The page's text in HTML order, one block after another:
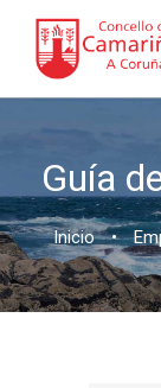
Guía
Inicio •